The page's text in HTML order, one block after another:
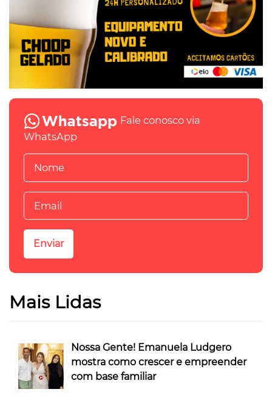
Fale conosco via
WhatsApp
Mais Lidas
Nossa Gente! Emanuela Ludgero
mostra como crescer e empreender
com base familiar